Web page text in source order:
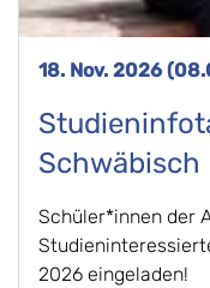
18. Nov. 2026
Schwäbisch
Schüler*innen der
2026 eingeladen!